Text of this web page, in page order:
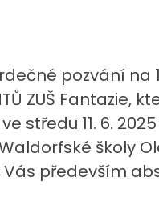
pozvání na
ZUŠ Fantazie,
středu 11. 6.
školy
Vás především